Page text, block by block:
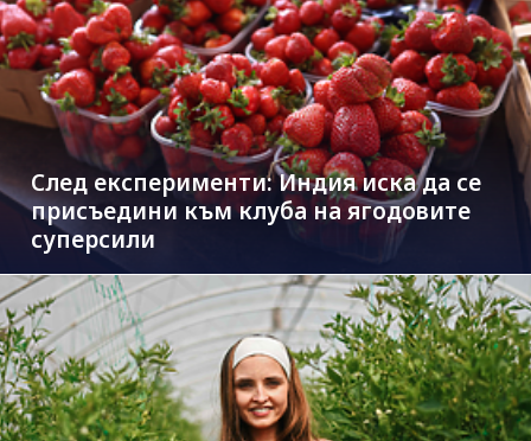
След експерименти: Индия иска да се
присъедини към клубa на ягодовите
суперсили